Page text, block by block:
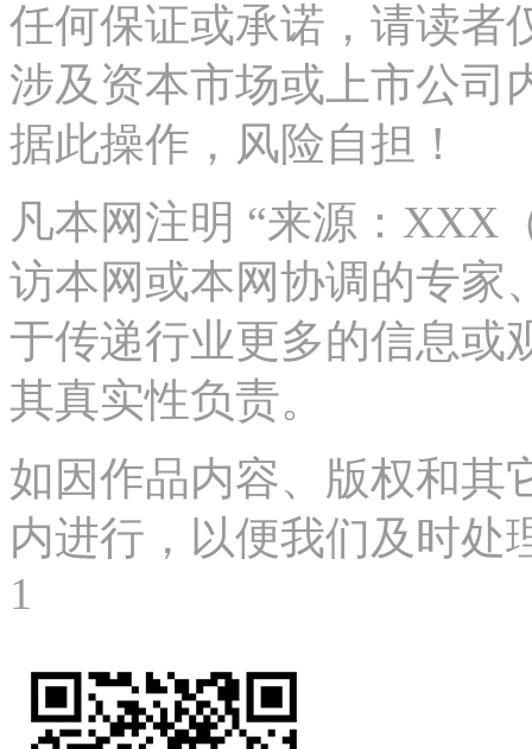
任何保证或承诺，请读者
涉及资本市场或上市公司
据此操作，风险自担！
凡本网注明 “来源：XXX
访本网或本网协调的专家
于传递行业更多的信息或
其真实性负责。
如因作品内容、版权和其
内进行，以便我们及时处
1